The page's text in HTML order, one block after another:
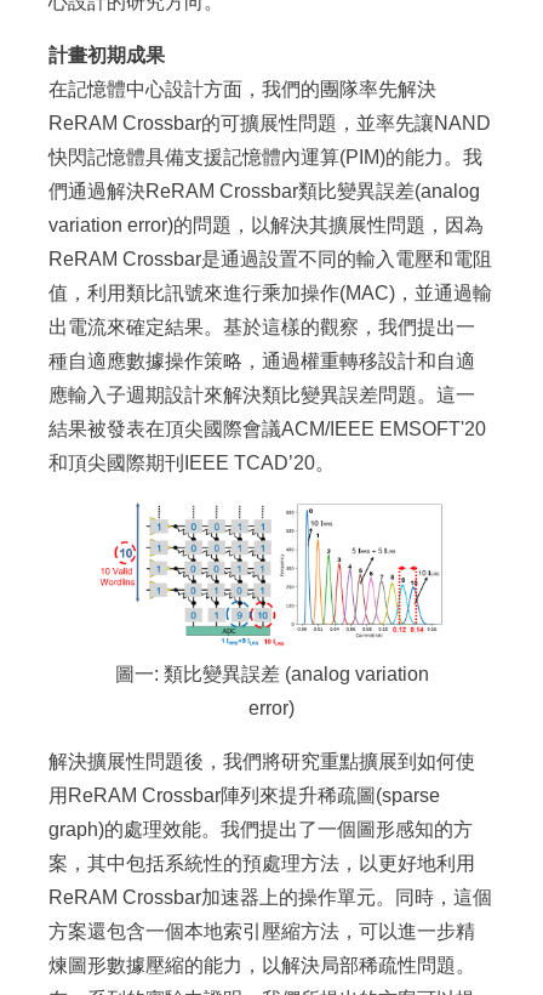
計畫初期成果
在記憶體中心設計方面，我們的團隊率先解決
ReRAM Crossbar的可擴展性問題，並率先讓NAND
快閃記憶體具備支援記憶體內運算(PIM)的能力。我
們通過解決ReRAM Crossbar類比變異誤差(analog
variation error)的問題，以解決其擴展性問題，因為
ReRAM Crossbar是通過設置不同的輸入電壓和電阻
值，利用類比訊號來進行乘加操作(MAC)，並通過輸
出電流來確定結果。基於這樣的觀察，我們提出一
種自適應數據操作策略，通過權重轉移設計和自適
應輸入子週期設計來解決類比變異誤差問題。這一
結果被發表在頂尖國際會議ACM/IEEE EMSOFT'20
和頂尖國際期刊IEEE TCAD’20。
圖一: 類比變異誤差 (analog variation
error)
解決擴展性問題後，我們將研究重點擴展到如何使
用ReRAM Crossbar陣列來提升稀疏圖(sparse
graph)的處理效能。我們提出了一個圖形感知的方
案，其中包括系統性的預處理方法，以更好地利用
ReRAM Crossbar加速器上的操作單元。同時，這個
方案還包含一個本地索引壓縮方法，可以進一步精
煉圖形數據壓縮的能力，以解決局部稀疏性問題。